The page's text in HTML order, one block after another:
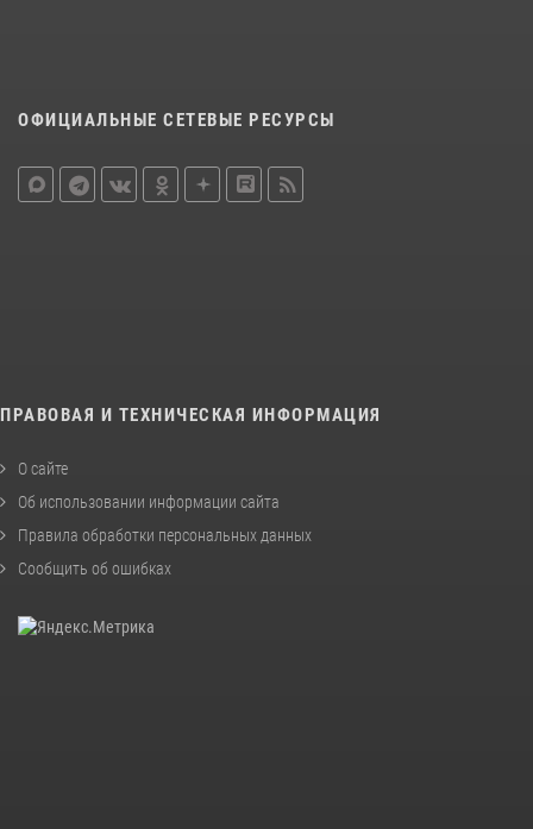
ОФИЦИАЛЬНЫЕ СЕТЕВЫЕ РЕСУРСЫ
ПРАВОВАЯ И ТЕХНИЧЕСКАЯ ИНФОРМАЦИЯ
О сайте
Об использовании информации сайта
Правила обработки персональных данных
Сообщить об ошибках